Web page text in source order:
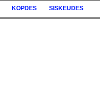
KOPDES SISKEUDES